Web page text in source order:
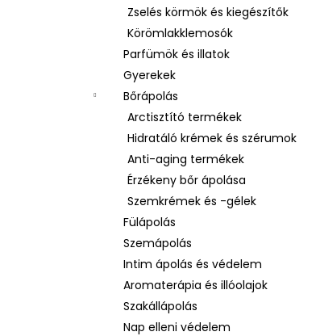
Zselés körmök és kiegészítők
Körömlakklemosók
Parfümök és illatok
Gyerekek
Bőrápolás
Arctisztító termékek
Hidratáló krémek és szérumok
Anti-aging termékek
Érzékeny bőr ápolása
Szemkrémek és -gélek
Fülápolás
Szemápolás
Intim ápolás és védelem
Aromaterápia és illóolajok
Szakállápolás
Nap elleni védelem